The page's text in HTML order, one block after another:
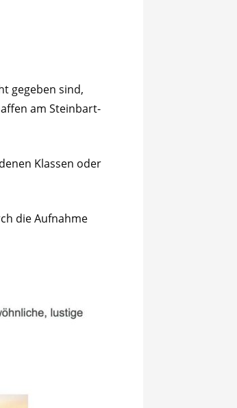
gegeben sind,
am Steinbart-
Klassen oder
die Aufnahme